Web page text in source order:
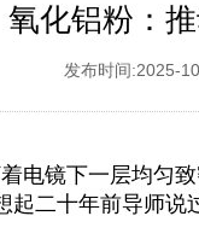
氧化铝粉：
发布时间:2025-
电镜下一层均匀
起二十年前导师